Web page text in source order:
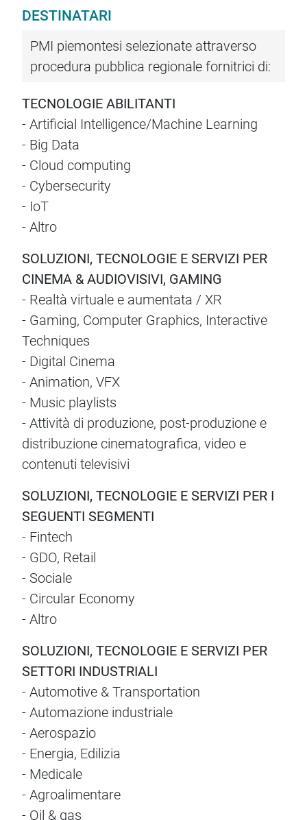
DESTINATARI
PMI piemontesi selezionate attraverso
procedura pubblica regionale fornitrici di:
TECNOLOGIE ABILITANTI
- Artificial Intelligence/Machine Learning
- Big Data
- Cloud computing
- Cybersecurity
- IoT
- Altro
SOLUZIONI, TECNOLOGIE E SERVIZI PER
CINEMA & AUDIOVISIVI, GAMING
- Realtà virtuale e aumentata / XR
- Gaming, Computer Graphics, Interactive
Techniques
- Digital Cinema
- Animation, VFX
- Music playlists
- Attività di produzione, post-produzione e
distribuzione cinematografica, video e
contenuti televisivi
SOLUZIONI, TECNOLOGIE E SERVIZI PER I
SEGUENTI SEGMENTI
- Fintech
- GDO, Retail
- Sociale
- Circular Economy
- Altro
SOLUZIONI, TECNOLOGIE E SERVIZI PER
SETTORI INDUSTRIALI
- Automotive & Transportation
- Automazione industriale
- Aerospazio
- Energia, Edilizia
- Medicale
- Agroalimentare
- Oil & gas